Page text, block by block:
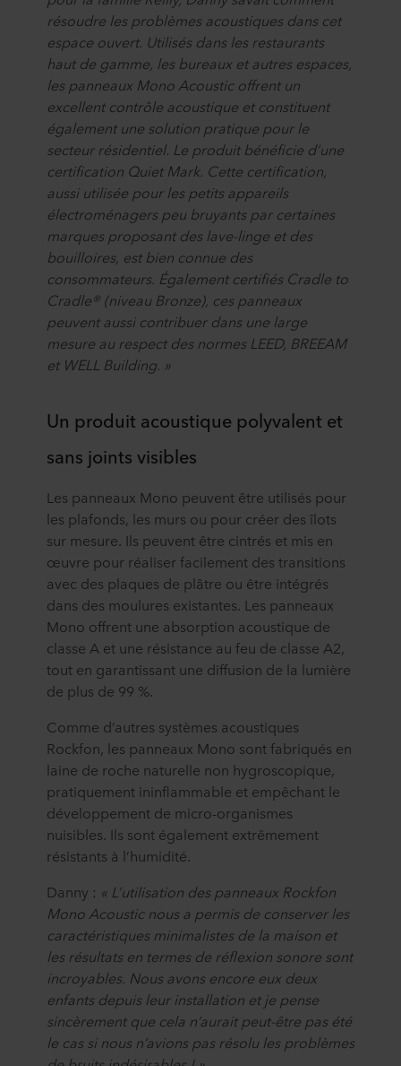
résoudre les problèmes acoustiques dans cet
espace ouvert. Utilisés dans les restaurants
haut de gamme, les bureaux et autres espaces,
les panneaux Mono Acoustic offrent un
excellent contrôle acoustique et constituent
également une solution pratique pour le
secteur résidentiel. Le produit bénéficie d’une
certification Quiet Mark. Cette certification,
aussi utilisée pour les petits appareils
électroménagers peu bruyants par certaines
marques proposant des lave-linge et des
bouilloires, est bien connue des
consommateurs. Également certifiés Cradle to
Cradle® (niveau Bronze), ces panneaux
peuvent aussi contribuer dans une large
mesure au respect des normes LEED, BREEAM
et WELL Building. »
Un produit acoustique polyvalent et
sans joints visibles
Les panneaux Mono peuvent être utilisés pour
les plafonds, les murs ou pour créer des îlots
sur mesure. Ils peuvent être cintrés et mis en
œuvre pour réaliser facilement des transitions
avec des plaques de plâtre ou être intégrés
dans des moulures existantes. Les panneaux
Mono offrent une absorption acoustique de
classe A et une résistance au feu de classe A2,
tout en garantissant une diffusion de la lumière
de plus de 99 %.
Comme d’autres systèmes acoustiques
Rockfon, les panneaux Mono sont fabriqués en
laine de roche naturelle non hygroscopique,
pratiquement ininflammable et empêchant le
développement de micro-organismes
nuisibles. Ils sont également extrêmement
résistants à l’humidité.
Danny : « L’utilisation des panneaux Rockfon
Mono Acoustic nous a permis de conserver les
caractéristiques minimalistes de la maison et
les résultats en termes de réflexion sonore sont
incroyables. Nous avons encore eux deux
enfants depuis leur installation et je pense
sincèrement que cela n’aurait peut-être pas été
le cas si nous n’avions pas résolu les problèmes